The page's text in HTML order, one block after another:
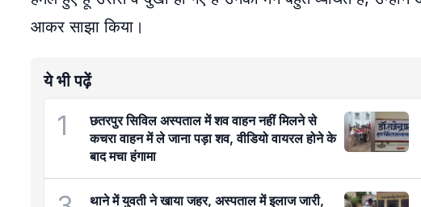
आकर साझा किया।
ये भी पढ़ें
1
छतरपुर सिविल अस्पताल में शव वाहन नहीं मिलने से
कचरा वाहन में ले जाना पड़ा शव, वीडियो वायरल होने के
बाद मचा हंगामा
थाने में युवती ने खाया जहर, अस्पताल में इलाज जारी,